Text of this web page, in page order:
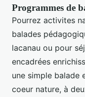
Programmes de
Pourrez activites
balades
lacanau ou pour
encadrées
une simple balade
coeur nature, à